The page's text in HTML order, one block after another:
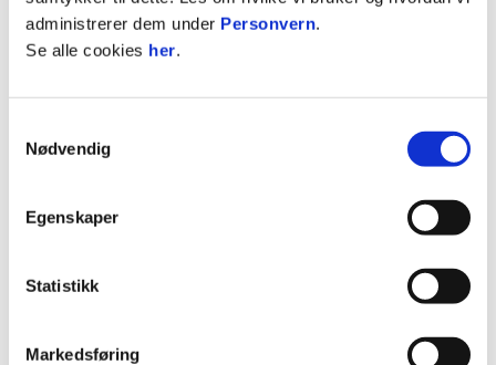
administrerer dem under Personvern.
Se alle cookies her.
Nødvendig
Egenskaper
Statistikk
Markedsføring
sesongens 15 heimekampar i OBOS-ligaen.
Stor besparelse i forhold til om du skulle
Gratis inngong på Damekampar i 3. divisjon
Forkjøpsrett på billettar til NM-kampar.